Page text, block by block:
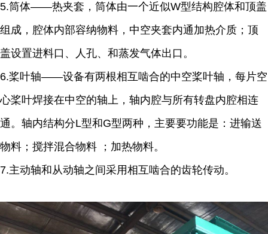
5.筒体——热夹套，筒体由一个近似W型结构腔体和顶盖
组成，腔体内部容纳物料，中空夹套内通加热介质；顶
盖设置进料口、人孔、和蒸发气体出口。
6.桨叶轴——设备有两根相互啮合的中空桨叶轴，每片空
心桨叶焊接在中空的轴上，轴内腔与所有转盘内腔相连
通。轴内结构分L型和G型两种，主要要功能是：进输送
物料；搅拌混合物料 ；加热物料。
7.主动轴和从动轴之间采用相互啮合的齿轮传动。